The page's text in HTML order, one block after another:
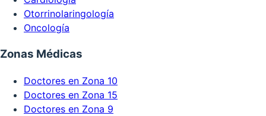
Otorrinolaringología
Oncología
Zonas Médicas
Doctores en Zona 10
Doctores en Zona 15
Doctores en Zona 9